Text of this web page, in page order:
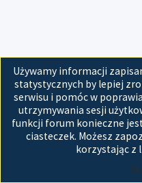
Używamy informacji
statystycznych by lepiej
serwisu i pomóc w
utrzymywania sesji
funkcji forum konieczne
ciasteczek. Możesz
korzystając z